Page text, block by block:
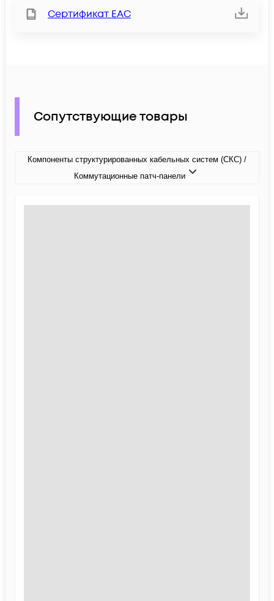
Сертификат ЕАС
Сопутствующие товары
Компоненты структурированных кабельных систем (СКС) /
Коммутационные патч-панели